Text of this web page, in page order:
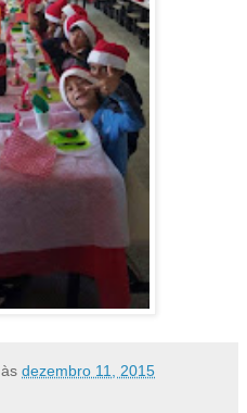
às dezembro 11, 2015